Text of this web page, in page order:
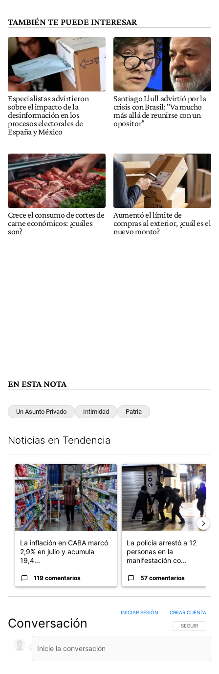
TAMBIÉN TE PUEDE INTERESAR
Especialistas advirtieron
sobre el impacto de la
desinformación en los
procesos electorales de
España y México
Santiago Llull advirtió por la
crisis con Brasil: "Va mucho
más allá de reunirse con un
opositor"
Crece el consumo de cortes de
carne económicos: ¿cuáles
son?
Aumentó el límite de
compras al exterior, ¿cuál es el
nuevo monto?
EN ESTA NOTA
Un Asunto Privado Intimidad Patria
Noticias en Tendencia
Un artículo de tendencia con el título "La inflación en CABA
La inflación en CABA marcó
2,9% en julio y acumula
19,4...
119 comentarios
Un artículo de tendencia con
La policía arrestó a 12
personas en la
manifestación co...
57 comentarios
Conversación SIGA ESTA
SEGUIR
INICIAR SESIÓN CREAR CUENTA